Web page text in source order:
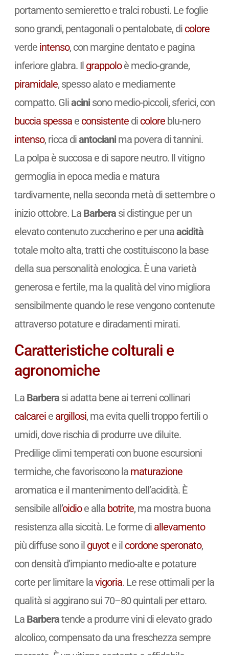
portamento semieretto e tralci robusti. Le foglie
sono grandi, pentagonali o pentalobate, di colore
verde intenso, con margine dentato e pagina
inferiore glabra. Il grappoloè medio-grande,
piramidale, spesso alato e mediamente
compatto. Gliacinisono medio-piccoli, sferici, con
buccia spessae consistentedi coloreblu-nero
intenso, ricca diantocianima povera di tannini.
La polpa è succosa e di sapore neutro. Il vitigno
germoglia in epoca media e matura
tardivamente, nella seconda metà di settembre o
inizio ottobre. La Barberasi distingue per un
elevato contenuto zuccherino e per unaacidità
totale molto alta, tratti che costituiscono la base
della sua personalità enologica. È una varietà
generosa e fertile, ma la qualità del vino migliora
sensibilmente quando le rese vengono contenute
attraverso potature e diradamenti mirati.
Caratteristiche colturali e
agronomiche
La Barberasi adatta bene ai terreni collinari
calcareie argillosi, ma evita quelli troppo fertili o
umidi, dove rischia di produrre uve diluite.
Predilige climi temperati con buone escursioni
termiche, che favoriscono la maturazione
aromatica e il mantenimento dell’acidità. È
sensibile all’oidioe alla botrite, ma mostra buona
resistenza alla siccità. Le forme di allevamento
più diffuse sono il guyote il cordone speronato,
con densità d’impianto medio-alte e potature
corte per limitare lavigoria. Le rese ottimali per la
qualità si aggirano sui 70–80 quintali per ettaro.
La Barberatende a produrre vini di elevato grado
alcolico, compensato da una freschezza sempre